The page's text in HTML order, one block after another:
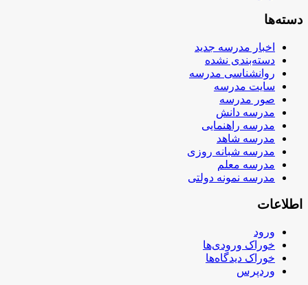
دسته‌ها
اخبار مدرسه جدید
دسته‌بندی نشده
روانشناسی مدرسه
سایت مدرسه
صور مدرسه
مدرسه دانش
مدرسه راهنمایی
مدرسه شاهد
مدرسه شبانه روزی
مدرسه معلم
مدرسه نمونه دولتی
اطلاعات
ورود
خوراک ورودی‌ها
خوراک دیدگاه‌ها
وردپرس